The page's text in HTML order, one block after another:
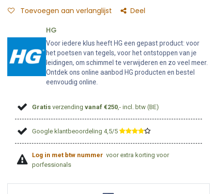
Toevoegen aan verlanglijst Deel
HG
Voor iedere klus heeft HG een gepast product: voor
het poetsen van tegels, voor het ontstoppen van je
leidingen, om schimmel te verwijderen en zo veel meer.
Ontdek ons online aanbod HG producten en bestel
eenvoudig online.
Gratis verzendingvanaf €250 ,- incl. btw (BE)
Google klantbeoordeling 4,5/5 ​
Log in met btw nummer voor extra korting voor
porfessionals